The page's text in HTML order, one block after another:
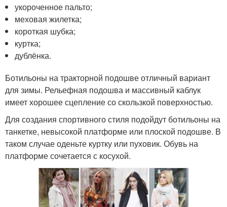
укороченное пальто;
меховая жилетка;
короткая шубка;
куртка;
дублёнка.
Ботильоны на тракторной подошве отличный вариант
для зимы. Рельефная подошва и массивный каблук
имеет хорошее сцепление со скользкой поверхностью.
Для создания спортивного стиля подойдут ботильоны на
танкетке, невысокой платформе или плоской подошве. В
таком случае оденьте куртку или пуховик. Обувь на
платформе сочетается с косухой.